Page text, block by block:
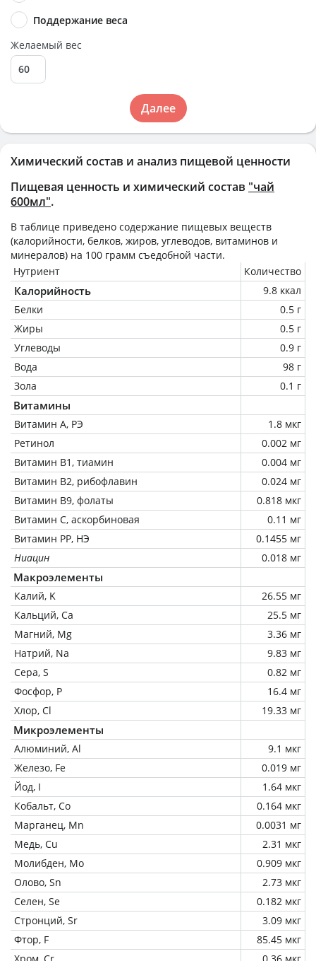
Химический состав и анализ пищевой ценности
Пищевая ценность и химический состав "чай
600мл".
В таблице приведено содержание пищевых веществ
(калорийности, белков, жиров, углеводов, витаминов и
минералов) на 100 грамм съедобной части.
Нутриент
Количество
Калорийность
9.8 ккал
Белки
0.5 г
Жиры
0.5 г
Углеводы
0.9 г
Вода
98 г
Зола
0.1 г
Витамины
Витамин А, РЭ
1.8 мкг
Ретинол
0.002 мг
Витамин В1, тиамин
0.004 мг
Витамин В2, рибофлавин
0.024 мг
Витамин В9, фолаты
0.818 мкг
Витамин C, аскорбиновая
0.11 мг
Витамин РР, НЭ
0.1455 мг
Ниацин
0.018 мг
Макроэлементы
Калий, K
26.55 мг
Кальций, Ca
25.5 мг
Магний, Mg
3.36 мг
Натрий, Na
9.83 мг
Сера, S
0.82 мг
Фосфор, P
16.4 мг
Хлор, Cl
19.33 мг
Микроэлементы
Алюминий, Al
9.1 мкг
Железо, Fe
0.019 мг
Йод, I
1.64 мкг
Кобальт, Co
0.164 мкг
Марганец, Mn
0.0031 мг
Медь, Cu
2.31 мкг
Молибден, Mo
0.909 мкг
Олово, Sn
2.73 мкг
Селен, Se
0.182 мкг
Стронций, Sr
3.09 мкг
Фтор, F
85.45 мкг
Поддержание веса
Желаемый вес
Далее